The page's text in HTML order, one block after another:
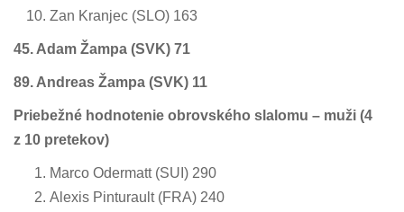
Zan Kranjec (SLO) 163
45. Adam Žampa (SVK) 71
89. Andreas Žampa (SVK) 11
Priebežné hodnotenie obrovského slalomu – muži (4
z 10 pretekov)
Marco Odermatt (SUI) 290
Alexis Pinturault (FRA) 240